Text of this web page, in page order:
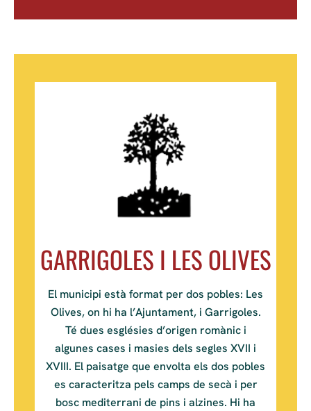
GARRIGOLES I LES OLIVES
El municipi està format per dos pobles: Les
Olives, on hi ha l’Ajuntament, i Garrigoles.
Té dues esglésies d’origen romànic i
algunes cases i masies dels segles XVII i
XVIII. El paisatge que envolta els dos pobles
es caracteritza pels camps de secà i per
bosc mediterrani de pins i alzines. Hi ha